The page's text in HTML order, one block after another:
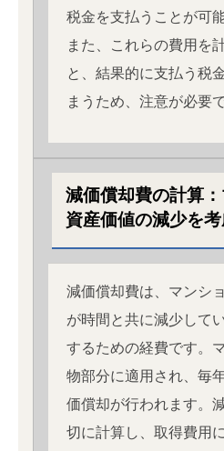
税金を支払うことが可
また、これらの費用を
と、結果的に支払う税
まうため、注意が必要で
減価償却費の計算
資産価値の減少を
減価償却費は、マンシ
が時間と共に減少して
するための経費です。
物部分に適用され、毎
価償却が行われます。
切に計算し、取得費用